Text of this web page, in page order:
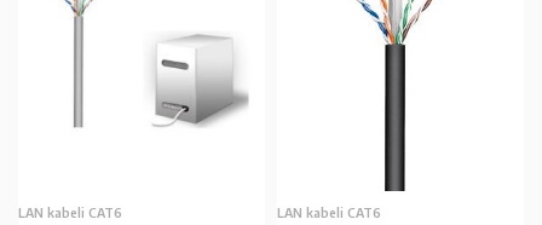
LAN kabeli CAT6 LAN kabeli CAT6